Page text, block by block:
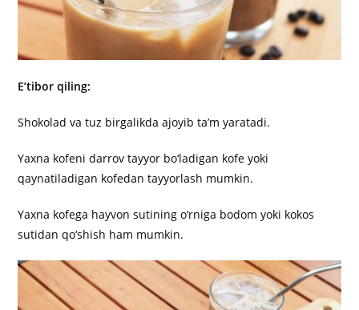
E’tibor qiling:
Shokolad va tuz birgalikda ajoyib ta’m yaratadi.
Yaxna kofeni darrov tayyor bo‘ladigan kofe yoki
qaynatiladigan kofedan tayyorlash mumkin.
Yaxna kofega hayvon sutining o‘rniga bodom yoki kokos
sutidan qo‘shish ham mumkin.